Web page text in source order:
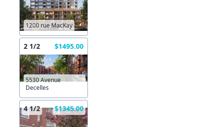
1200 rue MacKay
2 1/2 $1495.00
5530 Avenue
Decelles
4 1/2 $1345.00